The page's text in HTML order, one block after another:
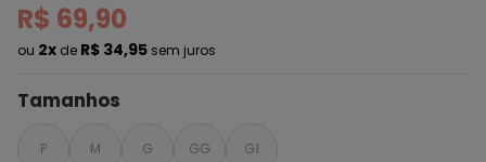
R$ 69,90
ou 2x de R$ 34,95 sem juros
Tamanhos
P M G GG G1